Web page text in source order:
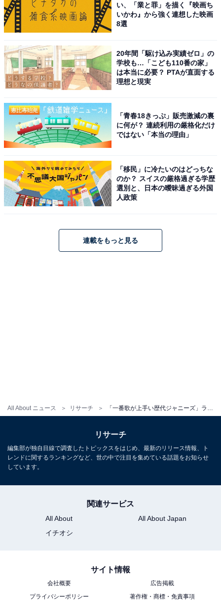
All About ニュース リサーチ
View this post on Instagram
A post shared by Tsuyoshi Domoto (@tsuyoshi.domoto24_j)
なメロディでも合うなと思うからです（40代女性）」
「色気と憂いのある声が魅力的だから。どの曲を歌って
もうまい（30代女性）」といった理由があがりました。
い、「業と罪」を描く『映画ち
いかわ』から強く連想した映画
8選
20年間「駆け込み実績ゼロ」の
学校も…「こども110番の家」
は本当に必要？ PTAが直面する
理想と現実
「青春18きっぷ」販売激減の裏
に何が？ 連続利用の厳格化だけ
ではない「本当の理由」
「移民」に冷たいのはどっちな
のか？ スイスの厳格過ぎる学歴
選別と、日本の曖昧過ぎる外国
人政策
連載をもっと見る
リサーチ
編集部が独自目線で調査したトピックスをはじめ、最新のリリース情報、ト
レンドに関するランキングなど、世の中で注目を集めている話題をお知らせ
しています。
関連サービス
All About
All About Japan
イチオシ
サイト情報
会社概要
広告掲載
プライバシーポリシー
著作権・商標・免責事項